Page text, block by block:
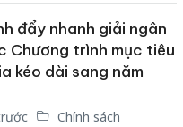
đẩy nhanh giải ngân
Chương trình mục tiêu
kéo dài sang năm
Chính sách